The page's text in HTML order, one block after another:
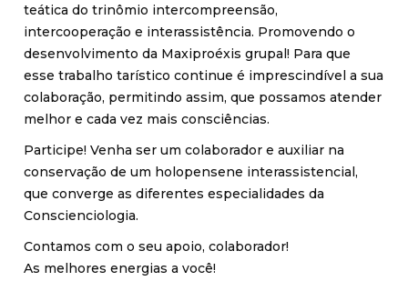
teática do trinômio intercompreensão,
intercooperação e interassistência. Promovendo o
desenvolvimento da Maxiproéxis grupal! Para que
esse trabalho tarístico continue é imprescindível a sua
colaboração, permitindo assim, que possamos atender
melhor e cada vez mais consciências.
Participe! Venha ser um colaborador e auxiliar na
conservação de um holopensene interassistencial,
que converge as diferentes especialidades da
Conscienciologia.
Contamos com o seu apoio, colaborador!
As melhores energias a você!